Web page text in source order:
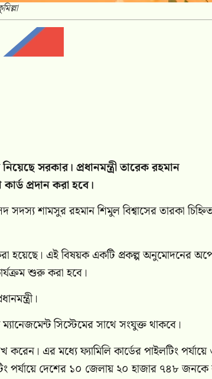
সরকার। প্রধানমন্ত্রী তারেক রহমান
প্রদান করা হবে।
শামসুর রহমান শিমুল বিশ্বাসের তারকা
হয়েছে। এই বিষয়ক একটি প্রকল্প অনুমোদনের
শুরু করা হবে।
সিস্টেমের সাথে সংযুক্ত থাকবে।
করেন। এর মধ্যে ফ্যামিলি কার্ডের পাইলটিং
পর্যায়ে দেশের ১০ জেলায় ২০ হাজার ৭৪৮